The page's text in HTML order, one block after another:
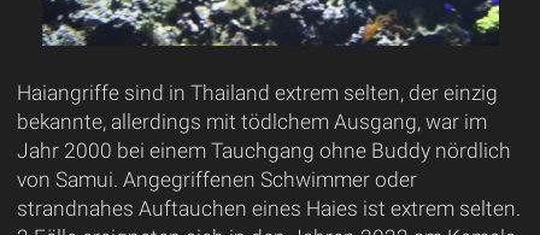
Haiangriffe sind in Thailand extrem selten, der einzig
bekannte, allerdings mit tödlchem Ausgang, war im
Jahr 2000 bei einem Tauchgang ohne Buddy nördlich
von Samui. Angegriffenen Schwimmer oder
strandnahes Auftauchen eines Haies ist extrem selten.